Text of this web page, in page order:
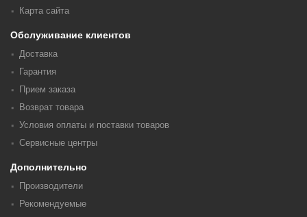
Карта сайта
Обслуживание клиентов
Доставка
Гарантия
Прием заказа
Возврат товара
Условия оплаты и поставки товаров
Сервисные центры
Дополнительно
Производители
Рекомендуемые